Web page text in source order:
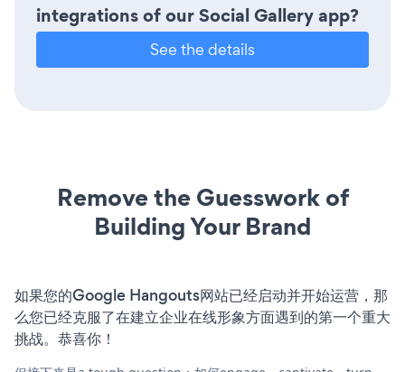
integrations of our Social Gallery app?
See the details
Remove the Guesswork of
Building Your Brand
如果您的Google Hangouts网站已经启动并开始运营，那
么您已经克服了在建立企业在线形象方面遇到的第一个重大
挑战。恭喜你！